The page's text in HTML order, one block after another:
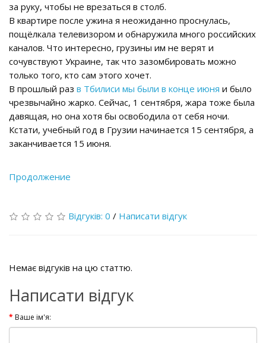
за руку, чтобы не врезаться в столб.
В квартире после ужина я неожиданно проснулась,
пощёлкала телевизором и обнаружила много российских
каналов. Что интересно, грузины им не верят и
сочувствуют Украине, так что зазомбировать можно
только того, кто сам этого хочет.
В прошлый раз в Тбилиси мы были в конце июня и было
чрезвычайно жарко. Сейчас, 1 сентября, жара тоже была
давящая, но она хотя бы освободила от себя ночи.
Кстати, учебный год в Грузии начинается 15 сентября, а
заканчивается 15 июня.
Продолжение
Відгуків: 0 / Написати відгук
Немає відгуків на цю статтю.
Написати відгук
Ваше ім'я: